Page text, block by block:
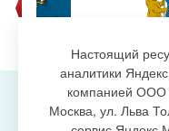
Настоящий
аналитики
компанией ООО
Москва, ул. Льва